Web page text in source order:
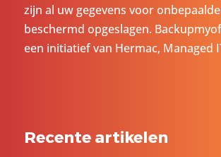
zijn al uw gegevens voor
beschermd opgeslagen.
een initiatief van Hermac, Managed
Recente artikelen